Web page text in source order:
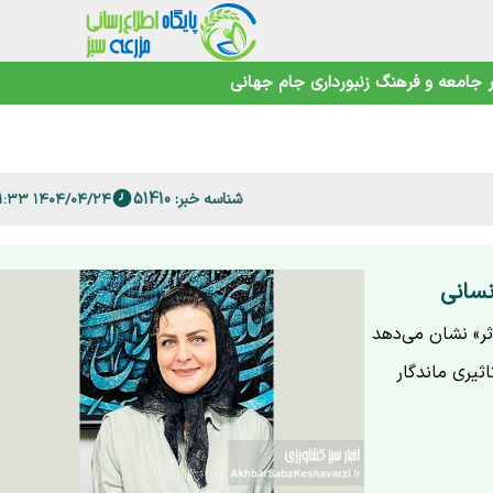
جامعه و فرهنگ زنبورداری جام جهانی
شناسه خبر: 51410 ۱۴۰۴/۰۴/۲۴ ۱۱:۱۱:۳۳
نشان می‌دهد
ماندگار